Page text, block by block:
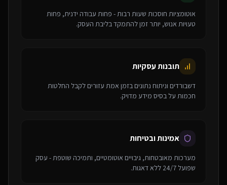
אוטומציות חוסכות שעות רבות - פחות עבודה ידנית, פחות
טעויות אנוש, יותר זמן להתמקד בליבת העסק.
תובנות עסקיות
דשבורדים וניתוח נתונים בזמן אמת עזורים לקבל החלטות
חכמות על בסיס מידע מדויק.
אמינות ובטיחות
מערכות מאובטחות, גיבויים אוטומטיים, ותמיכה שוטפת - עסק
שפועל 24/7 ללא דאגות.